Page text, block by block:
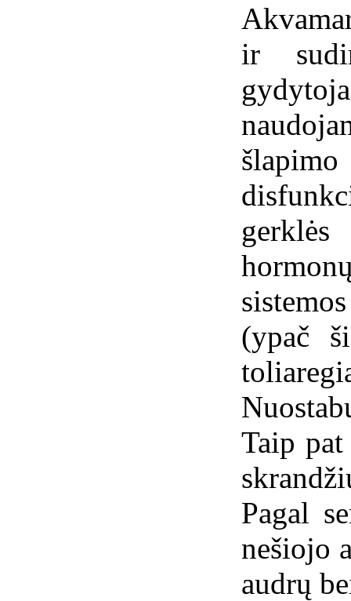
ir
(ypač
Taip
Pagal
nešiojo
audrų